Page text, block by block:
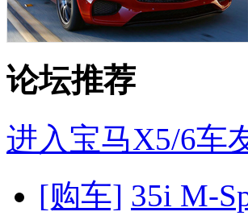
论坛推荐
进入宝马X5/6车
[购车] 35i M-